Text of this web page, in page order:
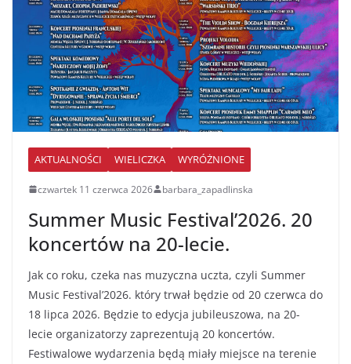
AKTUALNOŚCI WIELICZKA WYRÓŻNIONE
czwartek 11 czerwca 2026 barbara_zapadlinska
Summer Music Festival’2026. 20
koncertów na 20-lecie.
Jak co roku, czeka nas muzyczna uczta, czyli Summer
Music Festival’2026. który trwał będzie od 20 czerwca do
18 lipca 2026. Będzie to edycja jubileuszowa, na 20-
lecie organizatorzy zaprezentują 20 koncertów.
Festiwalowe wydarzenia będą miały miejsce na terenie